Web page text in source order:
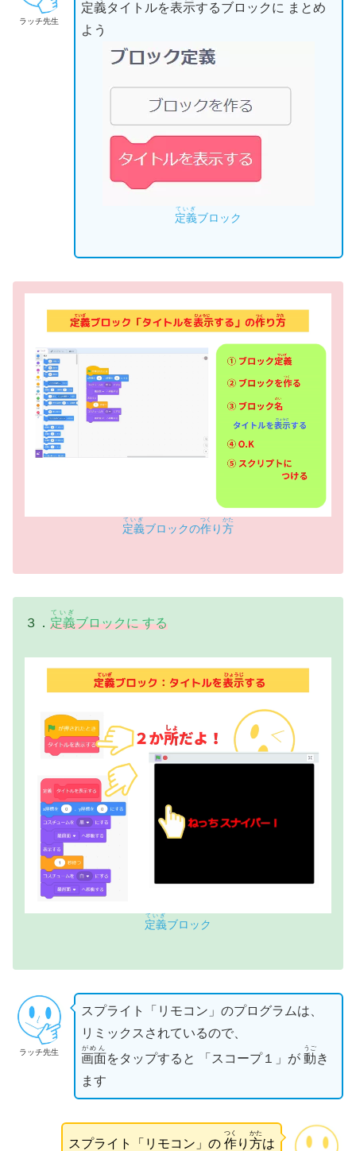
ラッチ先生
定義タイトルを表示するブロックに まとめ
よう
定義
ていぎ
ブロック
定義
ていぎ
ブロックの作
つく
り方
かた
３． 定義
ていぎ
ブロックに する
定義
ていぎ
ブロック
ラッチ先生
スプライト「リモコン」のプログラムは、
リミックスされているので、
画面
がめん
をタップすると 「スコープ１」が 動
うご
き
ます
スプライト「リモコン」の作
つく
り方
かた
は